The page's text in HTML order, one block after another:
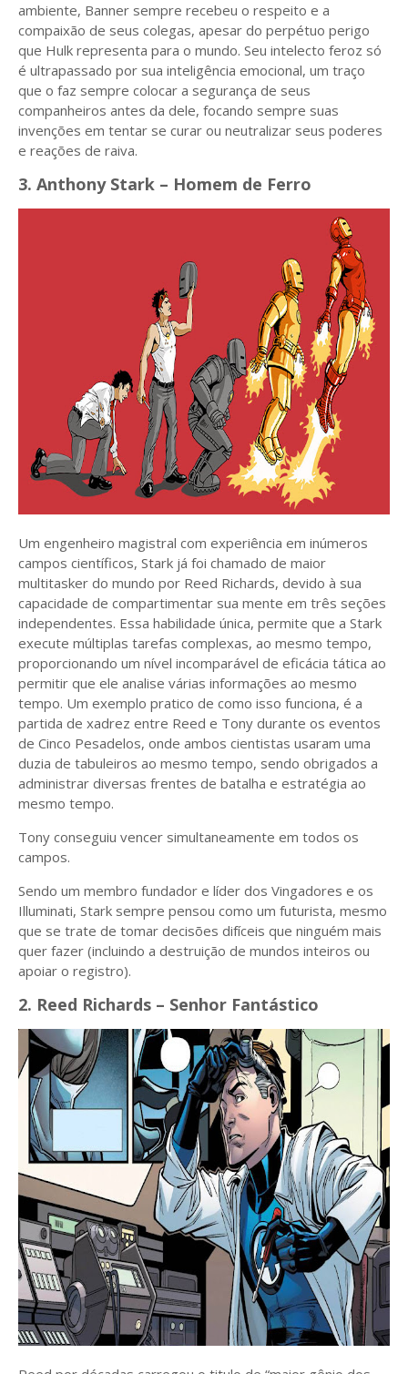
ambiente, Banner sempre recebeu o respeito e a
compaixão de seus colegas, apesar do perpétuo perigo
que Hulk representa para o mundo. Seu intelecto feroz só
é ultrapassado por sua inteligência emocional, um traço
que o faz sempre colocar a segurança de seus
companheiros antes da dele, focando sempre suas
invenções em tentar se curar ou neutralizar seus poderes
e reações de raiva.
3. Anthony Stark – Homem de Ferro
Um engenheiro magistral com experiência em inúmeros
campos científicos, Stark já foi chamado de maior
multitasker do mundo por Reed Richards, devido à sua
capacidade de compartimentar sua mente em três seções
independentes. Essa habilidade única, permite que a Stark
execute múltiplas tarefas complexas, ao mesmo tempo,
proporcionando um nível incomparável de eficácia tática ao
permitir que ele analise várias informações ao mesmo
tempo. Um exemplo pratico de como isso funciona, é a
partida de xadrez entre Reed e Tony durante os eventos
de Cinco Pesadelos, onde ambos cientistas usaram uma
duzia de tabuleiros ao mesmo tempo, sendo obrigados a
administrar diversas frentes de batalha e estratégia ao
mesmo tempo.
Tony conseguiu vencer simultaneamente em todos os
campos.
Sendo um membro fundador e líder dos Vingadores e os
Illuminati, Stark sempre pensou como um futurista, mesmo
que se trate de tomar decisões difíceis que ninguém mais
quer fazer (incluindo a destruição de mundos inteiros ou
apoiar o registro).
2. Reed Richards – Senhor Fantástico